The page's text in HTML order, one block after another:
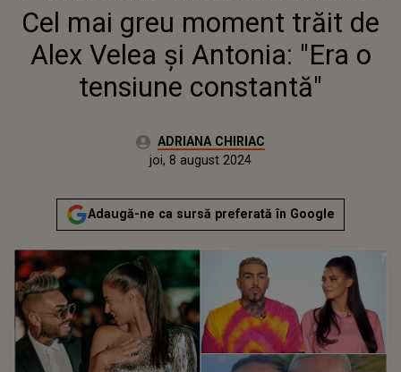
DE ALEX VELEA ȘI ANTONIA:
"ERA O TENSIUNE CONSTANTĂ"
Cel mai greu moment trăit de
Alex Velea și Antonia: "Era o
tensiune constantă"
Autor:ADRIANA CHIRIAC
Publicat:
joi, 8 august 2024
Adaugă-ne ca sursă preferată în Google